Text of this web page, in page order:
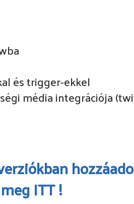
és trigger-ekkel
média integrációja
meg ITT !